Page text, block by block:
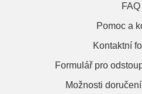
FAQ
Pomoc a
Kontaktní
Formulář pro
Možnosti